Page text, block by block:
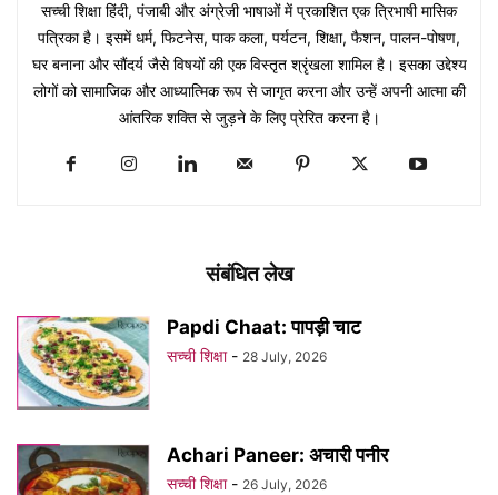
सच्ची शिक्षा हिंदी, पंजाबी और अंग्रेजी भाषाओं में प्रकाशित एक त्रिभाषी मासिक
पत्रिका है। इसमें धर्म, फिटनेस, पाक कला, पर्यटन, शिक्षा, फैशन, पालन-पोषण,
घर बनाना और सौंदर्य जैसे विषयों की एक विस्तृत श्रृंखला शामिल है। इसका उद्देश्य
लोगों को सामाजिक और आध्यात्मिक रूप से जागृत करना और उन्हें अपनी आत्मा की
आंतरिक शक्ति से जुड़ने के लिए प्रेरित करना है।
संबंधित लेख
Papdi Chaat: पापड़ी चाट
सच्ची शिक्षा - 28 July, 2026
Achari Paneer: अचारी पनीर
सच्ची शिक्षा - 26 July, 2026